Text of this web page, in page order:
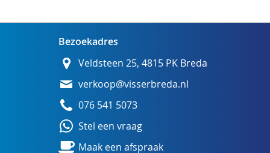
Bezoekadres
Veldsteen 25, 4815 PK Breda
verkoop@visserbreda.nl
076 541 5073
Stel een vraag
Maak een afspraak